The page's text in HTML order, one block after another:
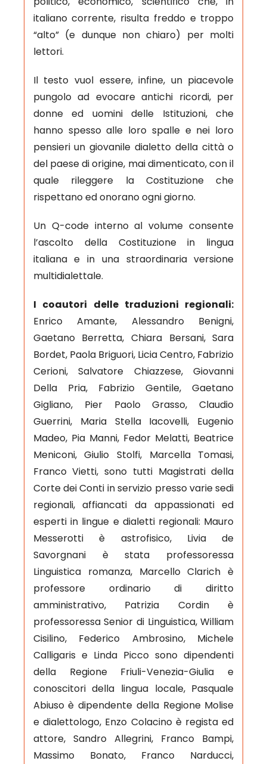
italiano corrente, risulta freddo e troppo
“alto” (e dunque non chiaro) per molti
lettori.
Il testo vuol essere, infine, un piacevole
pungolo ad evocare antichi ricordi, per
donne ed uomini delle Istituzioni, che
hanno spesso alle loro spalle e nei loro
pensieri un giovanile dialetto della città o
del paese di origine, mai dimenticato, con il
quale rileggere la Costituzione che
rispettano ed onorano ogni giorno.
Un Q-code interno al volume consente
l’ascolto della Costituzione in lingua
italiana e in una straordinaria versione
multidialettale.
I coautori delle traduzioni regionali:
Enrico Amante, Alessandro Benigni,
Gaetano Berretta, Chiara Bersani, Sara
Bordet, Paola Briguori, Licia Centro, Fabrizio
Cerioni, Salvatore Chiazzese, Giovanni
Della Pria, Fabrizio Gentile, Gaetano
Gigliano, Pier Paolo Grasso, Claudio
Guerrini, Maria Stella Iacovelli, Eugenio
Madeo, Pia Manni, Fedor Melatti, Beatrice
Meniconi, Giulio Stolfi, Marcella Tomasi,
Franco Vietti, sono tutti Magistrati della
Corte dei Conti in servizio presso varie sedi
regionali, affiancati da appassionati ed
esperti in lingue e dialetti regionali: Mauro
Messerotti è astrofisico, Livia de
Savorgnani è stata professoressa
Linguistica romanza, Marcello Clarich è
professore ordinario di diritto
amministrativo, Patrizia Cordin è
professoressa Senior di Linguistica, William
Cisilino, Federico Ambrosino, Michele
Calligaris e Linda Picco sono dipendenti
della Regione Friuli-Venezia-Giulia e
conoscitori della lingua locale, Pasquale
Abiuso è dipendente della Regione Molise
e dialettologo, Enzo Colacino è regista ed
attore, Sandro Allegrini, Franco Bampi,
Massimo Bonato, Franco Narducci,